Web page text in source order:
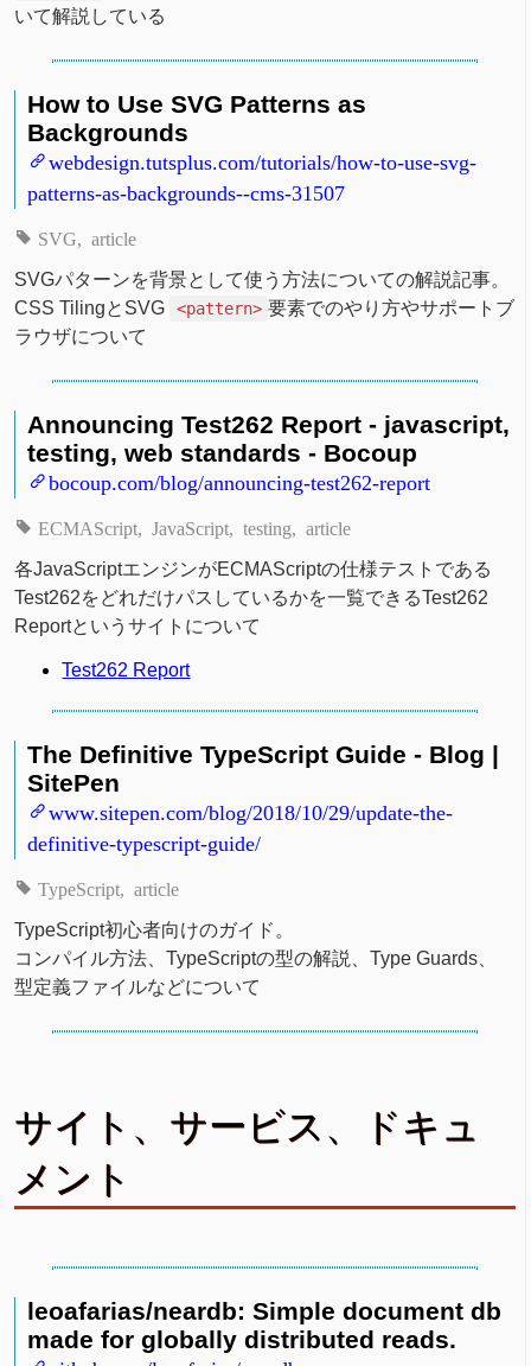
いて解説している
How to Use SVG Patterns as
Backgrounds
webdesign.tutsplus.com/tutorials/how-to-use-svg-
patterns-as-backgrounds--cms-31507
SVG article
SVGパターンを背景として使う方法についての解説記事。
CSS TilingとSVG
<pattern> 要素でのやり方やサポートブ
ラウザについて
Announcing Test262 Report - javascript,
testing, web standards - Bocoup
bocoup.com/blog/announcing-test262-report
ECMAScript JavaScript testing article
各JavaScriptエンジンがECMAScriptの仕様テストである
Test262をどれだけパスしているかを一覧できるTest262
Reportというサイトについて
Test262 Report
The Definitive TypeScript Guide - Blog |
SitePen
www.sitepen.com/blog/2018/10/29/update-the-
definitive-typescript-guide/
TypeScript article
TypeScript初心者向けのガイド。
コンパイル方法、TypeScriptの型の解説、Type Guards、
型定義ファイルなどについて
サイト、サービス、ドキュ
メント
leoafarias/neardb: Simple document db
made for globally distributed reads.